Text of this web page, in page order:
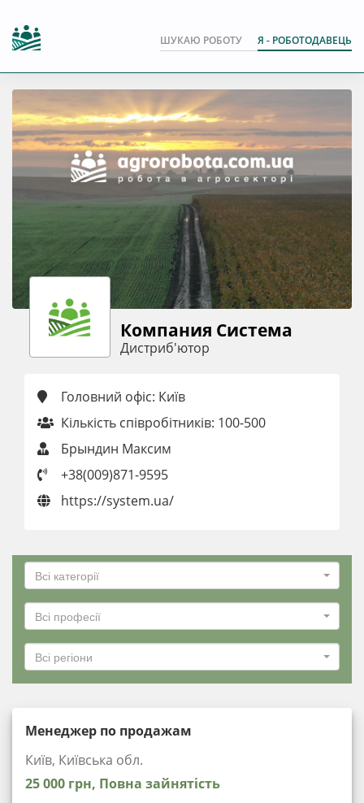
ШУКАЮ РОБОТУ Я - РОБОТОДАВЕЦЬ
Компания Система
Дистриб'ютор
Головний офіс: Київ
Кількість співробітників: 100-500
Брындин Максим
+38(009)871-9595
https://system.ua/
Всі категорії
Всі професії
Всі регіони
Менеджер по продажам
Київ, Київська обл.
25 000 грн, Повна зайнятість